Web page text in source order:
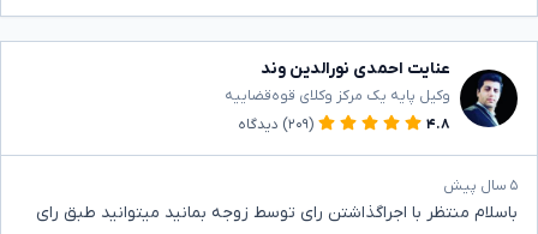
عنایت احمدی نورالدین وند
وکیل پایه یک مرکز وکلای قوه‌قضاییه
۴.۸
(۲۰۹) دیدگاه
۵ سال پیش
باسلام منتظر با اجراگذاشتن رای توسط زوجه بمانید میتوانید طبق رای